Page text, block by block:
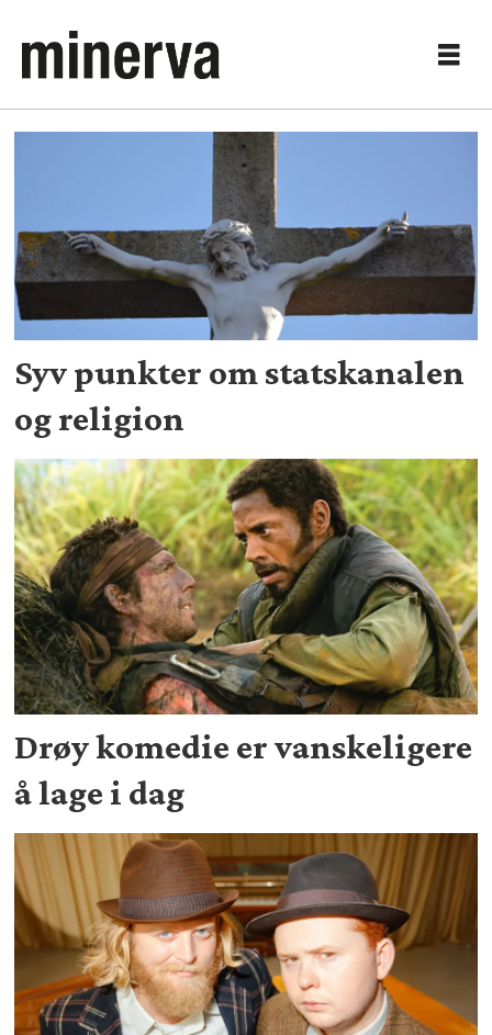
Tag:
Syv punkter om statskanalen
og religion
Drøy komedie er vanskeligere
å lage i dag